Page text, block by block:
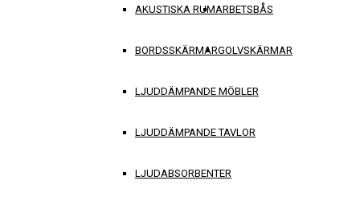
AKUSTISKA RUMARBETSBÅS
BORDSSKÄRMARGOLVSKÄRMAR
LJUDDÄMPANDE MÖBLER
LJUDDÄMPANDE TAVLOR
LJUDABSORBENTER